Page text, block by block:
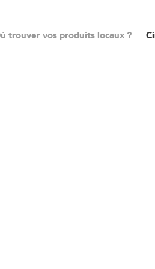
trouver vos produits locaux ?